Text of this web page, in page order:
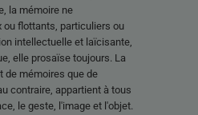
la mémoire ne
ou flottants, particuliers ou
intellectuelle et laïcisante,
elle prosaïse toujours. La
de mémoires que de
contraire, appartient à tous
le geste, l'image et l'objet.